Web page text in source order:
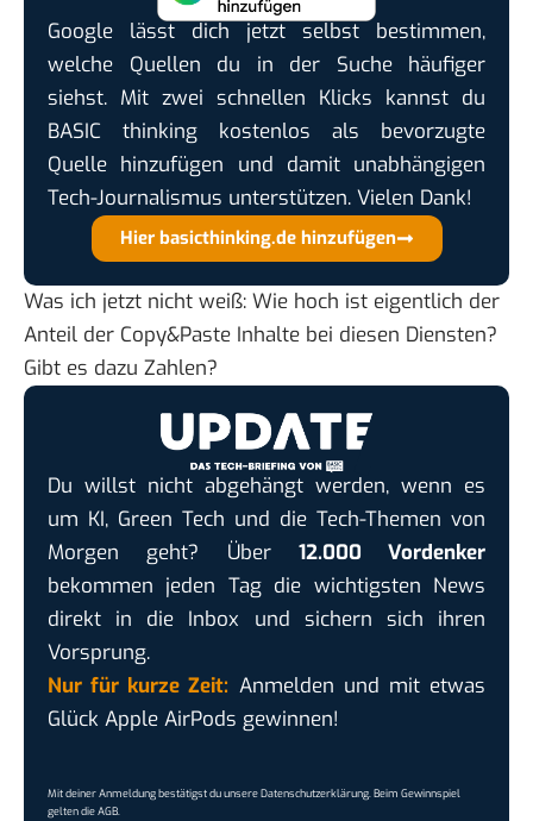
Google lässt dich jetzt selbst bestimmen,
welche Quellen du in der Suche häufiger
siehst. Mit zwei schnellen Klicks kannst du
BASIC thinking kostenlos als bevorzugte
Quelle hinzufügen und damit unabhängigen
Tech-Journalismus unterstützen. Vielen Dank!
Hier basicthinking.de hinzufügen
Was ich jetzt nicht weiß: Wie hoch ist eigentlich der
Anteil der Copy&Paste Inhalte bei diesen Diensten?
Gibt es dazu Zahlen?
Du willst nicht abgehängt werden, wenn es
um KI, Green Tech und die Tech-Themen von
Morgen geht? Über 12.000 Vordenker
bekommen jeden Tag die wichtigsten News
direkt in die Inbox und sichern sich ihren
Vorsprung.
Nur für kurze Zeit: Anmelden und mit etwas
Glück Apple AirPods gewinnen!
Mit deiner Anmeldung bestätigst du unsereDatenschutzerklärung. Beim Gewinnspiel
gelten dieAGB.